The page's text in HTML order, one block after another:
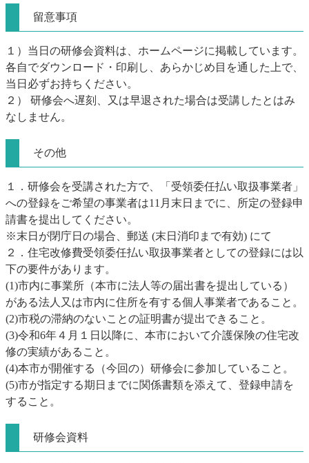
留意事項
１）当日の研修会資料は、ホームページに掲載しています。
各自でダウンロード・印刷し、あらかじめ目を通した上で、
当日必ずお持ちください。
２） 研修会へ遅刻、又は早退された場合は受講したとはみ
なしません。
その他
１．研修会を受講された方で、「受領委任払い取扱事業者」
への登録をご希望の事業者は11月末日までに、所定の登録申
請書を提出してください。
※末日が閉庁日の場合、郵送 (末日消印まで有効) にて
２．住宅改修費受領委任払い取扱事業者としての登録には以
下の要件があります。
(1)市内に事業所（本市に法人等の届出書を提出している）
がある法人又は市内に住所を有する個人事業者であること。
(2)市税の滞納のないことの証明書が提出できること。
(3)令和6年４月１日以降に、本市において介護保険の住宅改
修の実績があること。
(4)本市が開催する（今回の）研修会に参加していること。
(5)市が指定する期日までに関係書類を添えて、登録申請を
すること。
研修会資料